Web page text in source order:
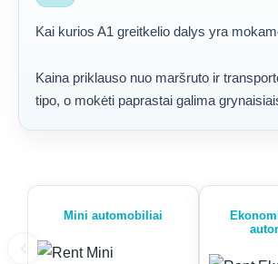
Kai kurios A1 greitkelio dalys yra
Kaina priklauso nuo maršruto ir
tipo, o mokėti paprastai galima
Mini automobiliai